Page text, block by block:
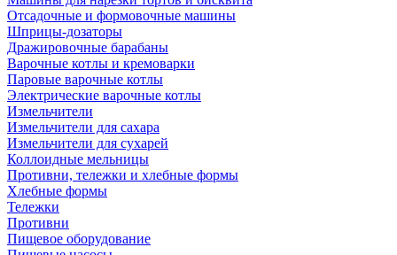
Отсадочные и формовочные машины
Шприцы-дозаторы
Дражировочные барабаны
Варочные котлы и кремоварки
Паровые варочные котлы
Электрические варочные котлы
Измельчители
Измельчители для сахара
Измельчители для сухарей
Коллоидные мельницы
Противни, тележки и хлебные формы
Хлебные формы
Тележки
Противни
Пищевое оборудование